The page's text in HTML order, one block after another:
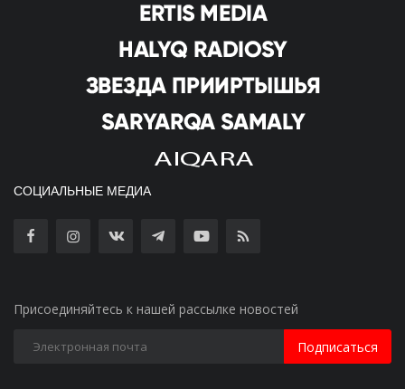
СОЦИАЛЬНЫЕ МЕДИА
Присоединяйтесь к нашей рассылке новостей
Подписаться